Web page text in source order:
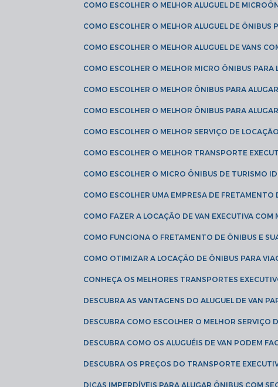
COMO ESCOLHER O MELHOR ALUGUEL DE
COMO ESCOLHER O MELHOR ALUGUEL DE ÔNIBUS
COMO ESCOLHER O MELHOR ALUGUEL DE VANS
COMO ESCOLHER O MELHOR MICRO ÔNIBUS PARA
COMO ESCOLHER O MELHOR ÔNIBUS PARA
COMO ESCOLHER O MELHOR ÔNIBUS PARA
COMO ESCOLHER O MELHOR SERVIÇO DE
COMO ESCOLHER O MELHOR TRANSPORTE
COMO ESCOLHER O MICRO ÔNIBUS DE TURISMO
COMO ESCOLHER UMA EMPRESA DE
COMO FAZER A LOCAÇÃO DE VAN EXECUTIVA
COMO FUNCIONA O FRETAMENTO DE ÔNIBUS E
COMO OTIMIZAR A LOCAÇÃO DE ÔNIBUS PARA
CONHEÇA OS MELHORES TRANSPORTES
DESCUBRA AS VANTAGENS DO ALUGUEL DE VAN
DESCUBRA COMO ESCOLHER O MELHOR SERVIÇO
DESCUBRA COMO OS ALUGUÉIS DE VAN PODEM
DESCUBRA OS PREÇOS DO TRANSPORTE
DICAS IMPERDÍVEIS PARA ALUGAR ÔNIBUS COM